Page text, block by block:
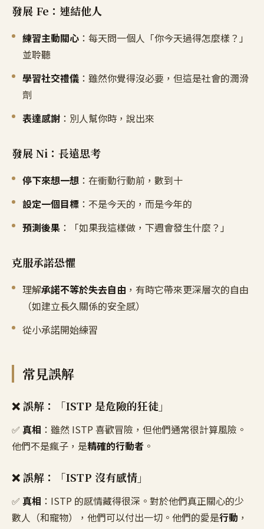
發展 Fe：連結他人
練習主動關心 ：每天問一個人「你今天過得怎麼樣？」
並聆聽
學習社交禮儀 ：雖然你覺得沒必要，但這是社會的潤滑
劑
表達感謝 ：別人幫你時，說出來
發展 Ni：長遠思考
停下來想一想 ：在衝動行動前，數到十
設定一個目標 ：不是今天的，而是今年的
預測後果 ：「如果我這樣做，下週會發生什麼？」
克服承諾恐懼
理解承諾不等於失去自由 ，有時它帶來更深層次的自由
（如建立長久關係的安全感）
從小承諾開始練習
常見誤解
❌ 誤解：「ISTP 是危險的狂徒」
✅ 真相 ：雖然 ISTP 喜歡冒險，但他們通常很計算風險。
他們不是瘋子，是精確的行動者 。
❌ 誤解：「ISTP 沒有感情」
✅ 真相 ：ISTP 的感情藏得很深。對於他們真正關心的少
數人（和寵物），他們可以付出一切。他們的愛是行動 ，